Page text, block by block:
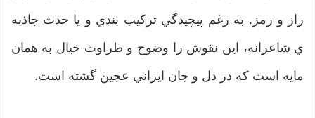
راز و رمز. به رغم پيچيدگي ترکيب بندي و يا حدت جاذبه
ي شاعرانه، اين نقوش را وضوح و طراوت خيال به همان
مايه است كه در دل و جان ايراني عجين گشته است.